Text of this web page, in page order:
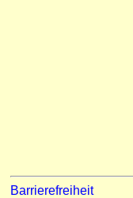
Barrierefreiheit